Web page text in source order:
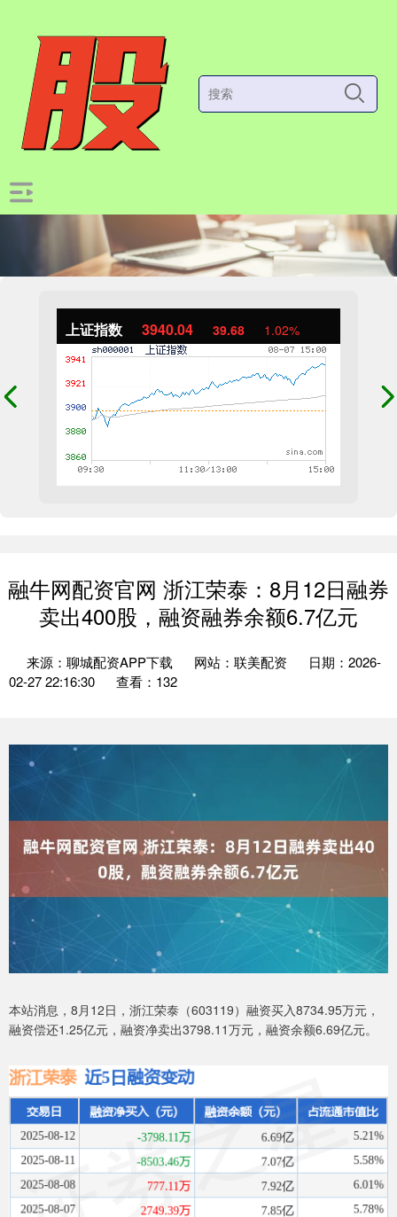
上证指数 3940.04 39.68 1.02%
融牛网配资官网 浙江荣泰：8月12日融券
卖出400股，融资融券余额6.7亿元
来源：聊城配资APP下载 网站：联美配资
日期：2026-
02-27 22:16:30
查看：132
本站消息，8月12日，浙江荣泰（603119）融资买入8734.95万元，
融资偿还1.25亿元，融资净卖出3798.11万元，融资余额6.69亿元。